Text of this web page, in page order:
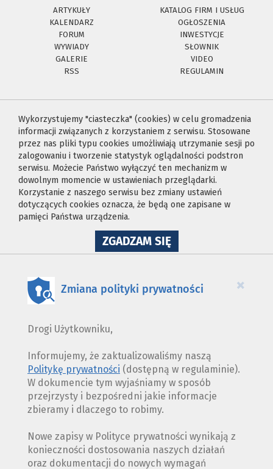
ARTYKUŁY
KATALOG FIRM I USŁUG
KALENDARZ
OGŁOSZENIA
FORUM
INWESTYCJE
WYWIADY
SŁOWNIK
GALERIE
VIDEO
RSS
REGULAMIN
Wykorzystujemy "ciasteczka" (cookies) w celu gromadzenia
informacji związanych z korzystaniem z serwisu. Stosowane
przez nas pliki typu cookies umożliwiają utrzymanie sesji po
zalogowaniu i tworzenie statystyk oglądalności podstron
serwisu. Możecie Państwo wyłączyć ten mechanizm w
dowolnym momencie w ustawieniach przeglądarki.
Korzystanie z naszego serwisu bez zmiany ustawień
dotyczących cookies oznacza, że będą one zapisane w
pamięci Państwa urządzenia.
ZGADZAM SIĘNA
WYKORZYSTANIE
×
Zmiana polityki prywatności
Drogi Użytkowniku,
Informujemy, że zaktualizowaliśmy naszą
Politykę prywatności (dostępną w regulaminie).
W dokumencie tym wyjaśniamy w sposób
przejrzysty i bezpośredni jakie informacje
zbieramy i dlaczego to robimy.
Nowe zapisy w Polityce prywatności wynikają z
konieczności dostosowania naszych działań
oraz dokumentacji do nowych wymagań